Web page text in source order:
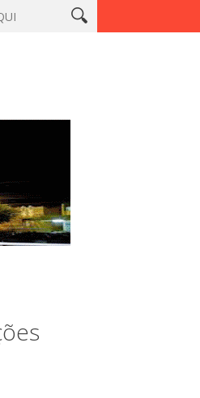
professora Aila Pinto Cardoso é